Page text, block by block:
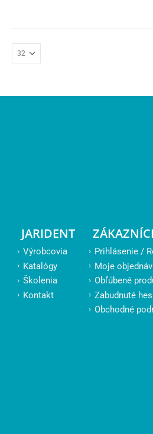
JARIDENT
Výrobcovia
Katalógy
Školenia
Kontakt
Prihlásenie /
Moje
Obľúbené
Zabudnuté
Obchodné